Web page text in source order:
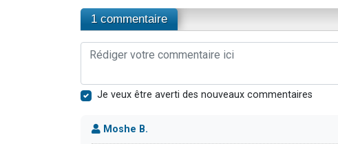
1 commentaire
Je veux être averti des nouveaux commentaires
Moshe B.